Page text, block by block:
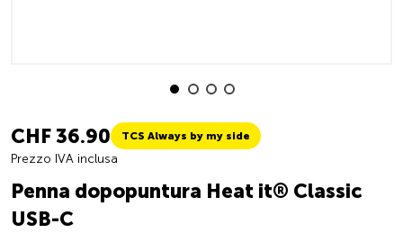
CHF 36.90 TCS Always by my side
Prezzo IVA inclusa
Penna dopopuntura Heat it® Classic
USB-C